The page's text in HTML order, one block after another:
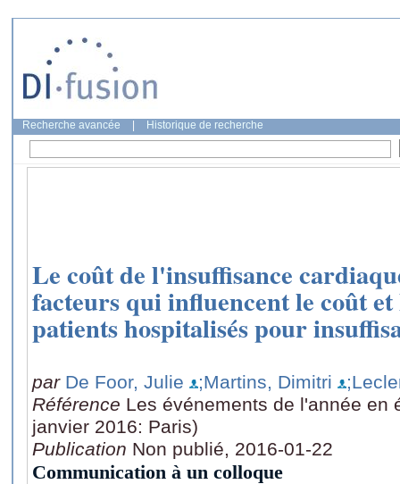
Recherche avancée Historique de recherche
Le coût de l'insuffisance
facteurs qui influencent le coût
patients hospitalisés pour
par De Foor, Julie ;Martins, Dimitri
Référence Les événements de l'année en
janvier 2016: Paris)
Publication Non publié, 2016-01-22
Communication à un colloque